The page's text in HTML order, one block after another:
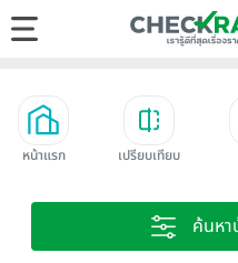
หน้าแรก เปรียบเทียบ
ค้นหา